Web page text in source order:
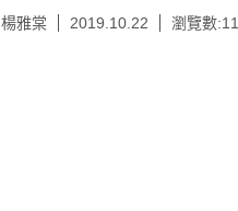
楊雅棠 2019.10.22 瀏覽數